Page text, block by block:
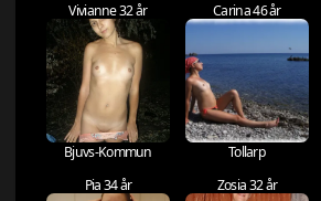
Vivianne 32 år
Bjuvs-Kommun
Carina 46 år
Tollarp
Pia 34 år
Zosia 32 år